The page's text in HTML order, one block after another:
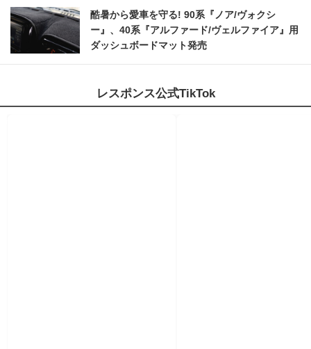
酷暑から愛車を守る! 90系『ノア/ヴォクシ
ー』、40系『アルファード/ヴェルファイア』用
ダッシュボードマット発売
レスポンス公式TikTok